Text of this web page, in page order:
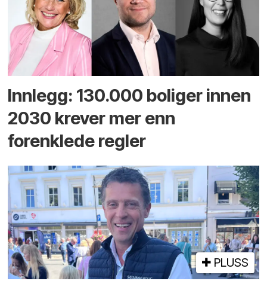
Innlegg: 130.000 boliger innen
2030 krever mer enn
forenklede regler
PLUSS